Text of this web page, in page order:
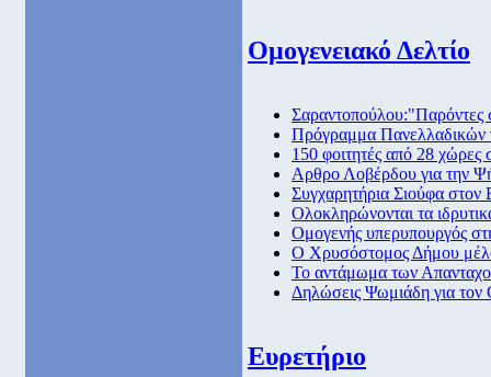
Ομογενειακό Δελτίο
Σαραντοπούλου:"Παρόντες
Πρόγραμμα Πανελλαδικών
150 φοιτητές από 28
Αρθρο Λοβέρδου για την
Συγχαρητήρια Σιούφα στον
Ολοκληρώνονται τα
Ομογενής υπερυπουργός
Ο Χρυσόστομος Δήμου
To αντάμωμα των
Δηλώσεις Ψωμιάδη για τον
Ευρετήριο